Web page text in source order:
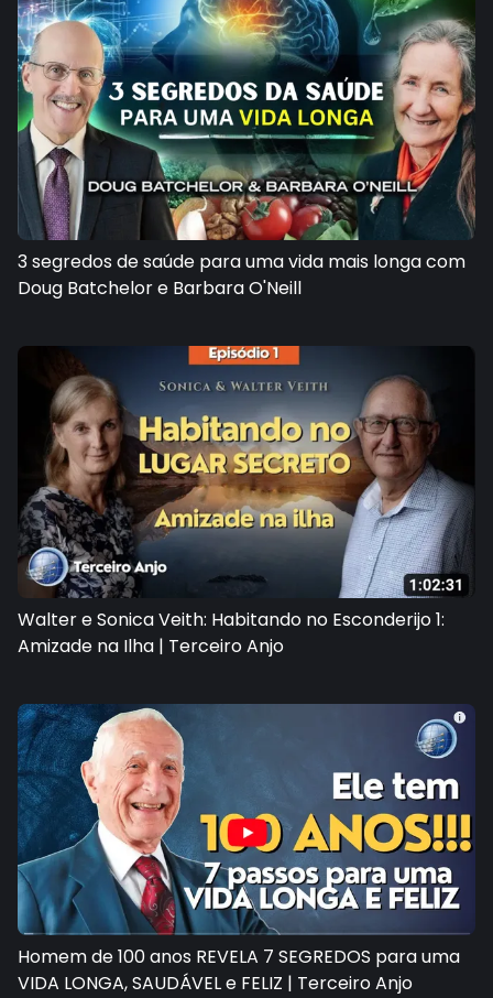
3 segredos de saúde para uma vida mais longa com
Doug Batchelor e Barbara O'Neill
Walter e Sonica Veith: Habitando no Esconderijo 1:
Amizade na Ilha | Terceiro Anjo
Homem de 100 anos REVELA 7 SEGREDOS para uma
VIDA LONGA, SAUDÁVEL e FELIZ | Terceiro Anjo